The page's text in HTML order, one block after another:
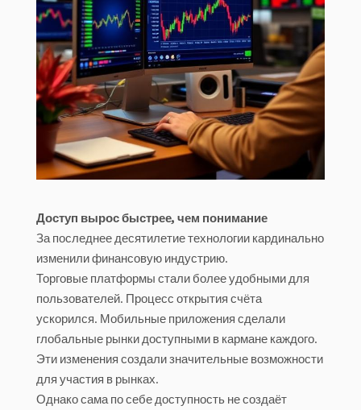
Доступ вырос быстрее, чем понимание
За последнее десятилетие технологии кардинально
изменили финансовую индустрию.
Торговые платформы стали более удобными для
пользователей. Процесс открытия счёта
ускорился. Мобильные приложения сделали
глобальные рынки доступными в кармане каждого.
Эти изменения создали значительные возможности
для участия в рынках.
Однако сама по себе доступность не создаёт